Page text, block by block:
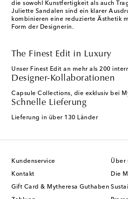
die sowohl Kunstfertigkeit als auch
Juliette Sandalen sind ein klarer
kombinieren eine reduzierte Ästhetik
Form der Designerin.
The Finest Edit in Luxury
Unser Finest Edit an mehr als 200
Designer-Kollaborationen
Capsule Collections, die exklusiv bei
Schnelle Lieferung
Lieferung in über 130 Länder
Kundenservice
Kontakt
Gift Card & Mytheresa Guthaben
Über
Die